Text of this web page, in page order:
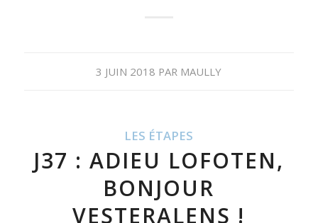
3 JUIN 2018 PAR MAULLY
LES ÉTAPES
J37 : ADIEU LOFOTEN,
BONJOUR
VESTERALENS !